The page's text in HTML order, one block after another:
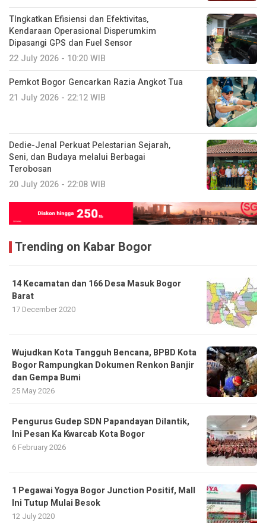
TIngkatkan Efisiensi dan Efektivitas,
Kendaraan Operasional Disperumkim
Dipasangi GPS dan Fuel Sensor
22 July 2026 - 10:20 WIB
Pemkot Bogor Gencarkan Razia Angkot Tua
21 July 2026 - 22:12 WIB
Dedie-Jenal Perkuat Pelestarian Sejarah,
Seni, dan Budaya melalui Berbagai
Terobosan
20 July 2026 - 22:08 WIB
Trending on Kabar Bogor
14 Kecamatan dan 166 Desa Masuk Bogor
Barat
17 December 2020
​Wujudkan Kota Tangguh Bencana, BPBD Kota
Bogor Rampungkan Dokumen Renkon Banjir
dan Gempa Bumi
25 May 2026
Pengurus Gudep SDN Papandayan Dilantik,
Ini Pesan Ka Kwarcab Kota Bogor
6 February 2026
1 Pegawai Yogya Bogor Junction Positif, Mall
Ini Tutup Mulai Besok
12 July 2020